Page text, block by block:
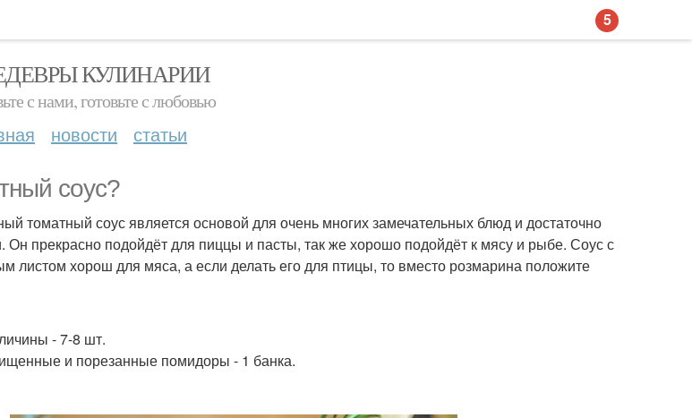
КУЛИНАРИИ
с нами, готовьте с любовью
новости статьи
соус?
томатный соус является основой для очень многих замечательных блюд и достаточно
Он прекрасно подойдёт для пиццы и пасты, так же хорошо подойдёт к мясу и рыбе. Соус с
листом хорош для мяса, а если делать его для птицы, то вместо розмарина положите
- 7-8 шт.
и порезанные помидоры - 1 банка.
5